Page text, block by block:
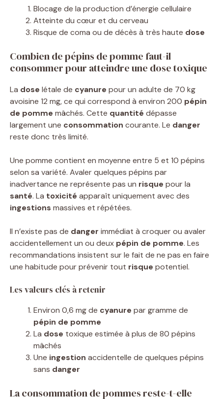
Blocage de la production d’énergie cellulaire
Atteinte du cœur et du cerveau
Risque de coma ou de décès à très haute dose
Combien de pépins de pomme faut-il
consommer pour atteindre une dose toxique
La dose létale de cyanure pour un adulte de 70 kg
avoisine 12 mg, ce qui correspond à environ 200 pépin
de pomme mâchés. Cette quantité dépasse
largement une consommation courante. Le danger
reste donc très limité.
Une pomme contient en moyenne entre 5 et 10 pépins
selon sa variété. Avaler quelques pépins par
inadvertance ne représente pas un risque pour la
santé. La toxicité apparaît uniquement avec des
ingestions massives et répétées.
Il n’existe pas de danger immédiat à croquer ou avaler
accidentellement un ou deux pépin de pomme. Les
recommandations insistent sur le fait de ne pas en faire
une habitude pour prévenir tout risque potentiel.
Les valeurs clés à retenir
Environ 0,6 mg de cyanure par gramme de
pépin de pomme
La dose toxique estimée à plus de 80 pépins
mâchés
Une ingestion accidentelle de quelques pépins
sans danger
La consommation de pommes reste-t-elle